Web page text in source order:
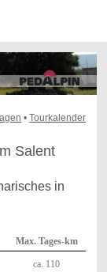
•Tourkalender
Salent
in
Max. Tages-km
ca. 110